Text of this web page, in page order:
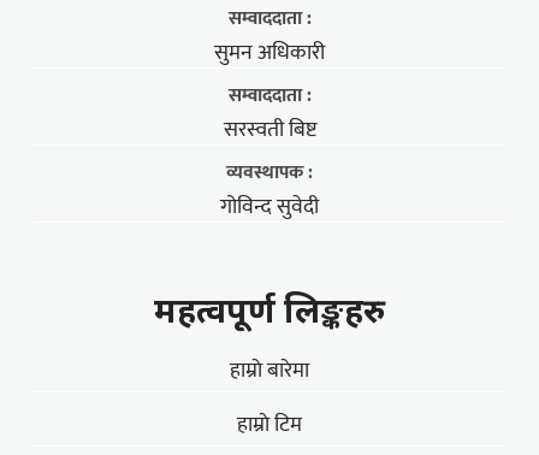
सम्वाददाता :
सुमन अधिकारी
सम्वाददाता :
सरस्वती बिष्ट
व्यवस्थापक :
गोविन्द सुवेदी
महत्वपूर्ण लिङ्कहरु
हाम्राे बारेमा
हाम्राे टिम